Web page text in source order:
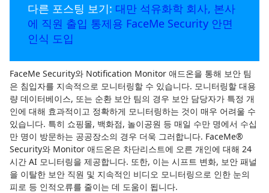
다른 포스팅 보기: 대만 석유화학 회사, 본사
에 직원 출입 통제용 FaceMe Security 안면
인식 도입
FaceMe Security와 Notification Monitor 애드온을 통해 보안 팀
은 침입자를 지속적으로 모니터링할 수 있습니다. 모니터링할 대용
량 데이터베이스, 또는 순환 보안 팀의 경우 보안 담당자가 특정 개
인에 대해 효과적이고 정확하게 모니터링하는 것이 매우 어려울 수
있습니다. 특히 쇼핑몰, 백화점, 놀이공원 등 매일 수만 명에서 수십
만 명이 방문하는 공공장소의 경우 더욱 그러합니다. FaceMe®
Security와 Monitor 애드온은 차단리스트에 오른 개인에 대해 24
시간 AI 모니터링을 제공합니다. 또한, 이는 시프트 변화, 보안 패널
을 이탈한 보안 직원 및 지속적인 비디오 모니터링으로 인한 눈의
피로 등 인적오류를 줄이는 데 도움이 됩니다.